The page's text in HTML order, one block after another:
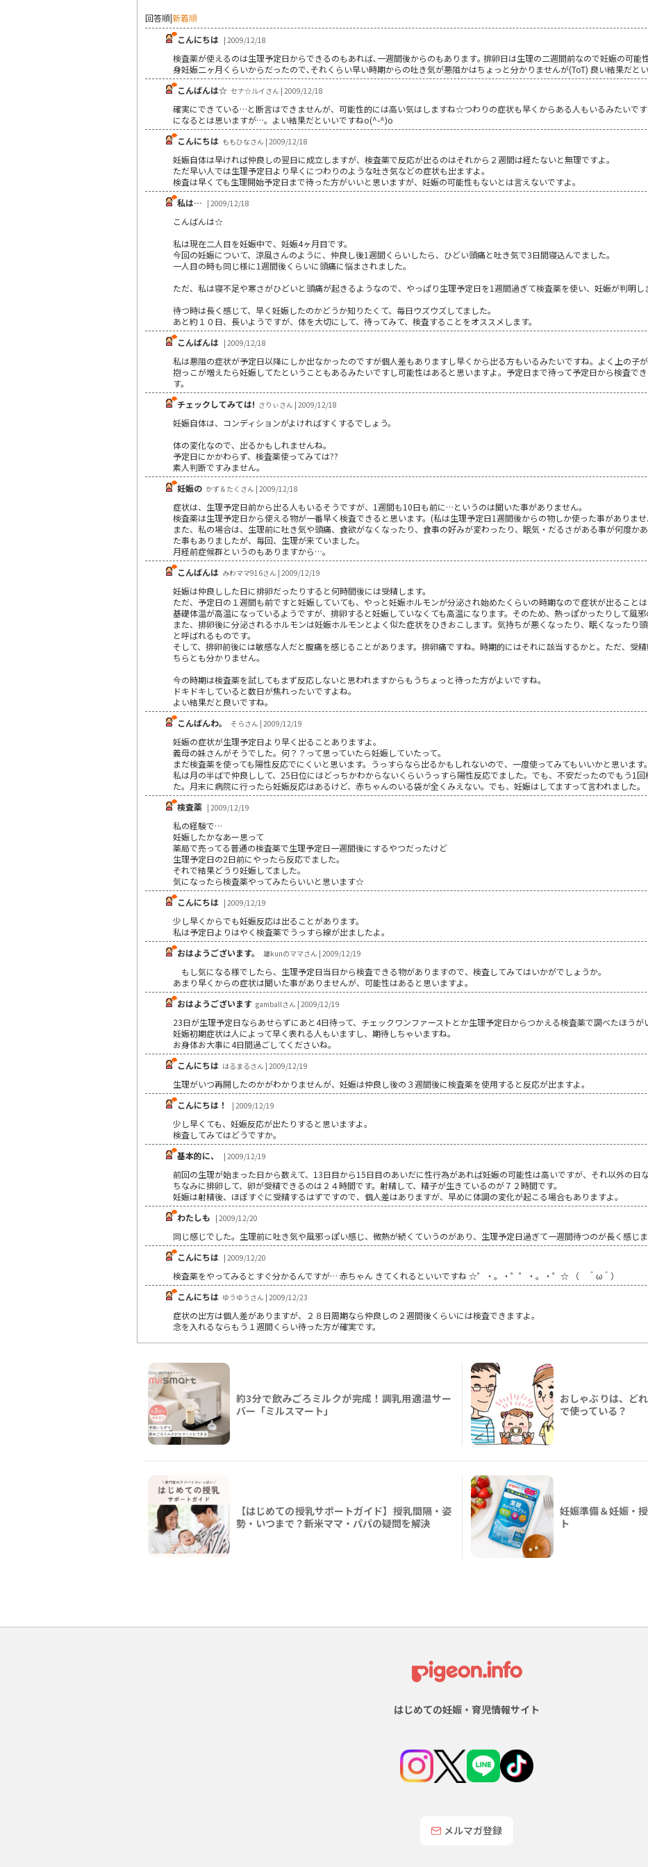
回答順|新着順
こんにちは | 2009/12/18
検査薬が使えるのは生理予定日からできるのもあれば､一週間後からのもあります｡ 排卵日は生理の二週間前なので妊娠の可能
身妊娠二ヶ月くらいからだったので､それくらい早い時期からの吐き気が悪阻かはちょっと分かりませんが(ToT) 良い結果だと
こんばんは☆ セナ☆ルイさん | 2009/12/18
確実にできている…と断言はできませんが、可能性的には高い気はしますね☆つわりの症状も早くからある人もいるみたいで
になるとは思いますが…。よい結果だといいですねo(^-^)o
こんにちは ももひなさん | 2009/12/18
妊娠自体は早ければ仲良しの翌日に成立しますが、検査薬で反応が出るのはそれから２週間は経たないと無理ですよ。
ただ早い人では生理予定日より早くにつわりのような吐き気などの症状も出ますよ。
検査は早くても生理開始予定日まで待った方がいいと思いますが、妊娠の可能性もないとは言えないですよ。
私は… | 2009/12/18
こんばんは☆
私は現在二人目を妊娠中で、妊娠4ヶ月目です。
今回の妊娠について、涼風さんのように、仲良し後1週間くらいしたら、ひどい頭痛と吐き気で3日間寝込んでました。
一人目の時も同じ様に1週間後くらいに頭痛に悩まされました。
ただ、私は寝不足や寒さがひどいと頭痛が起きるようなので、やっぱり生理予定日を1週間過ぎて検査薬を使い、妊娠が判明し
待つ時は長く感じて、早く妊娠したのかどうか知りたくて、毎日ウズウズしてました。
あと約１０日、長いようですが、体を大切にして、待ってみて、検査することをオススメします。
こんばんは | 2009/12/18
私は悪阻の症状が予定日以降にしか出なかったのですが個人差もありますし早くから出る方もいるみたいですね。よく上の子
抱っこが増えたら妊娠してたということもあるみたいですし可能性はあると思いますよ。予定日まで待って予定日から検査で
す。
チェックしてみては! さりぃさん | 2009/12/18
妊娠自体は、コンディションがよければすくするでしょう。
体の変化なので、出るかもしれませんね。
予定日にかかわらず、検査薬使ってみては??
素人判断ですみません。
妊娠の かず＆たくさん | 2009/12/18
症状は、生理予定日前から出る人もいるそうですが、1週間も10日も前に…というのは聞いた事がありません。
検査薬は生理予定日から使える物が一番早く検査できると思います。(私は生理予定日1週間後からの物しか使った事がありま
また、私の場合は、生理前に吐き気や頭痛、食欲がなくなったり、食事の好みが変わったり、眠気・だるさがある事が何度か
た事もありましたが、毎回、生理が来ていました。
月経前症候群というのもありますから…。
こんばんは みわママ916さん | 2009/12/19
妊娠は仲良しした日に排卵だったりすると何時間後には受精します。
ただ、予定日の１週間も前ですと妊娠していても、やっと妊娠ホルモンが分泌され始めたくらいの時期なので症状が出ることは
基礎体温が高温になっているようですが、排卵すると妊娠していなくても高温になります。そのため、熱っぽかったりして風邪
また、排卵後に分泌されるホルモンは妊娠ホルモンとよく似た症状をひきおこします。気持ちが悪くなったり、眠くなったり
と呼ばれるものです。
そして、排卵前後には敏感な人だと腹痛を感じることがあります。排卵痛ですね。時期的にはそれに該当するかと。ただ、受
ちらとも分かりません。
今の時期は検査薬を試してもまず反応しないと思われますからもうちょっと待った方がよいですね。
ドキドキしていると数日が焦れったいですよね。
よい結果だと良いですね。
こんばんわ。
そらさん | 2009/12/19
妊娠の症状が生理予定日より早く出ることありますよ。
義母の妹さんがそうでした。何？？って思っていたら妊娠していたって。
まだ検査薬を使っても陽性反応でにくいと思います。うっすらなら出るかもしれないので、一度使ってみてもいいかと思います。
私は月の半ばで仲良しして、25日位にはどっちかわからないくらいうっすら陽性反応でました。でも、不安だったのでもう1
た。月末に病院に行ったら妊娠反応はあるけど、赤ちゃんのいる袋が全くみえない。でも、妊娠はしてますって言われました。
検査薬 | 2009/12/19
私の経験で…
妊娠したかなあー思って
薬局で売ってる普通の検査薬で生理予定日一週間後にするやつだったけど
生理予定日の2日前にやったら反応でました。
それで結果どうり妊娠してました。
気になったら検査薬やってみたらいいと思います☆
こんにちは | 2009/12/19
少し早くからでも妊娠反応は出ることがあります。
私は予定日よりはやく検査薬でうっすら線が出ましたよ。
おはようございます。
雄kunのママさん | 2009/12/19
もし気になる様でしたら、生理予定日当日から検査できる物がありますので、検査してみてはいかがでしょうか。
あまり早くからの症状は聞いた事がありませんが、可能性はあると思いますよ。
おはようございます gamballさん | 2009/12/19
23日が生理予定日ならあせらずにあと4日待って、チェックワンファーストとか生理予定日からつかえる検査薬で調べたほうが
妊娠初期症状は人によって早く表れる人もいますし、期待しちゃいますね。
お身体お大事に4日間過ごしてくださいね。
こんにちは はるまるさん | 2009/12/19
生理がいつ再開したのかがわかりませんが、妊娠は仲良し後の３週間後に検査薬を使用すると反応が出ますよ。
こんにちは！
| 2009/12/19
少し早くても、妊娠反応が出たりすると思いますよ。
検査してみてはどうですか。
基本的に、
| 2009/12/19
前回の生理が始まった日から数えて、13日目から15日目のあいだに性行為があれば妊娠の可能性は高いですが、それ以外の日
ちなみに排卵して、卵が受精できるのは２４時間です。射精して、精子が生きているのが７２時間です。
妊娠は射精後、ほぼすぐに受精するはずですので、個人差はありますが、早めに体調の変化が起こる場合もありますよ。
わたしも | 2009/12/20
同じ感じでした。生理前に吐き気や風邪っぽい感じ、微熱が続くていうのがあり、生理予定日過ぎて一週間待つのが長く感じ
こんにちは | 2009/12/20
検査薬をやってみるとすぐ分かるんですが… 赤ちゃん きてくれるといいですね ☆゜・。・゜゜・。・゜☆ （ ＾ω＾）
こんにちは ゆうゆうさん | 2009/12/23
症状の出方は個人差がありますが、２８日周期なら仲良しの２週間後くらいには検査できますよ。
念を入れるならもう１週間くらい待った方が確実です。
約3分で飲みごろミルクが完成！調乳用適温サー
バー「ミルスマート」
おしゃぶりは、ど
で使っている？
【はじめての授乳サポートガイド】授乳間隔・姿
勢・いつまで？新米ママ・パパの疑問を解決
妊娠準備＆妊娠・
ト
はじめての妊娠・育児情報サイト
メルマガ登録